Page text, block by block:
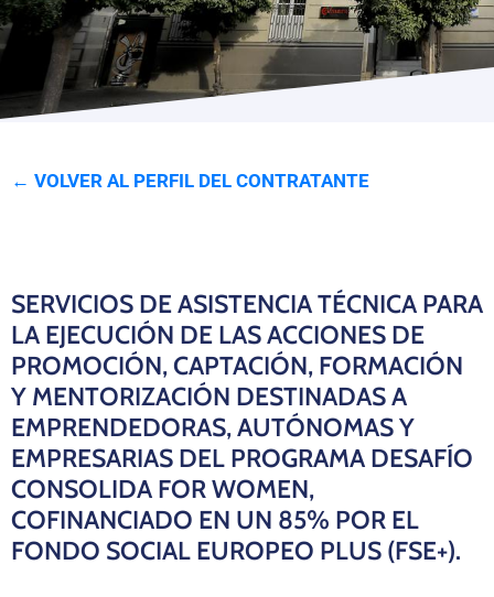
Programas
← VOLVER AL PERFIL DEL CONTRATANTE
SERVICIOS DE ASISTENCIA TÉCNICA PARA
LA EJECUCIÓN DE LAS ACCIONES DE
PROMOCIÓN, CAPTACIÓN, FORMACIÓN
Y MENTORIZACIÓN DESTINADAS A
EMPRENDEDORAS, AUTÓNOMAS Y
EMPRESARIAS DEL PROGRAMA DESAFÍO
CONSOLIDA FOR WOMEN,
COFINANCIADO EN UN 85% POR EL
FONDO SOCIAL EUROPEO PLUS (FSE+).